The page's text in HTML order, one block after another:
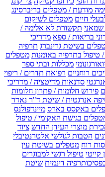
מודעת / מטפלים בריברסינג
חיים מטפלים לשיקום
שמאני תקשורת לא אלימה /
בריאות / ספא מדריכי
בשיטת גרינברג תרפיה
טיפול בתרפיה באומנות מטפלים
מכללות ובתי ספר
רוחניים רפואת תדרים / ריפוי
סדנאות מדיטציה / מדריכי
פירוש חלומות / פתרון חלומות
אנרגטית / שיטת ד"ר נאדר
באקסס בארס מיינדפולנס
בגישת האקומי / טיפול
מוצרי העידן החדש ציוד
הטבות לגולשי אלטרנטיבלי
רוח מטפלים בשיטת עין
טיפול רגשי למבוגרים
דינמית שיטת